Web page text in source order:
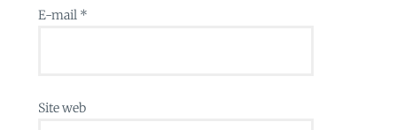
E-mail *
Site web